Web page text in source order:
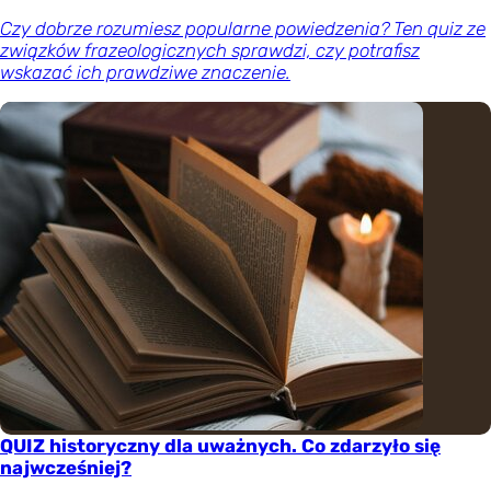
Czy dobrze rozumiesz popularne powiedzenia? Ten quiz ze
związków frazeologicznych sprawdzi, czy potrafisz
wskazać ich prawdziwe znaczenie.
QUIZ historyczny dla uważnych. Co zdarzyło się
najwcześniej?